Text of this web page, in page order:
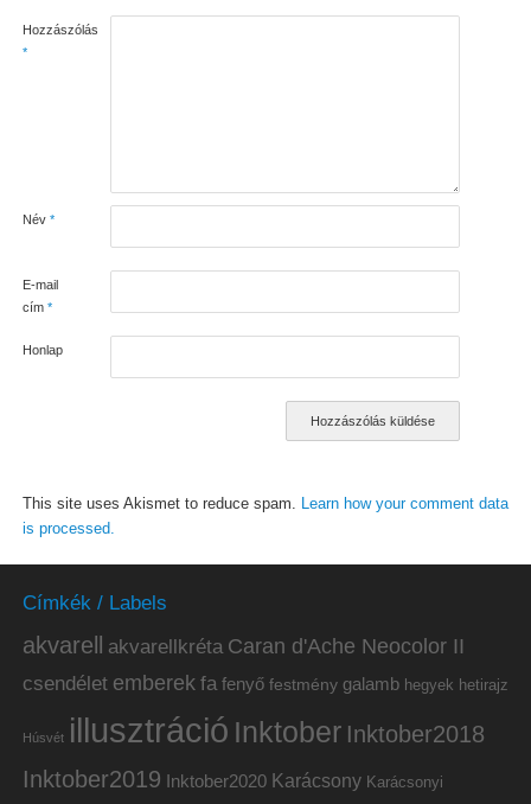
Hozzászólás
*
Név *
E-mail
cím *
Honlap
This site uses Akismet to reduce spam.
Learn how your comment data
is processed.
Címkék / Labels
akvarell akvarellkréta Caran d'Ache Neocolor II
csendélet emberek fa fenyő festmény galamb hegyek hetirajz
Húsvét illusztráció Inktober Inktober2018
Inktober2019 Inktober2020 Karácsony Karácsonyi